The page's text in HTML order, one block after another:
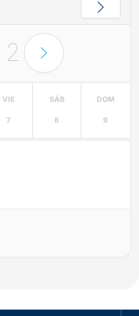
2
VIE
7
SÁB
8
DOM
9